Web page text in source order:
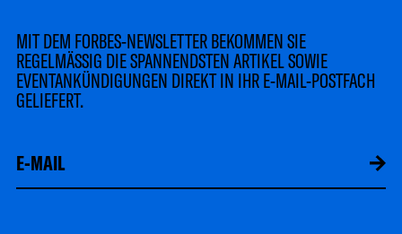
MIT DEM FORBES-NEWSLETTER BEKOMMEN SIE
REGELMÄSSIG DIE SPANNENDSTEN ARTIKEL SOWIE
EVENTANKÜNDIGUNGEN DIREKT IN IHR E-MAIL-POSTFACH
GELIEFERT.